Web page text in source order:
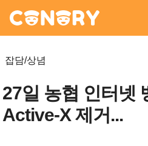
잡담/상념
27일 농협 인터넷
Active-X 제거...